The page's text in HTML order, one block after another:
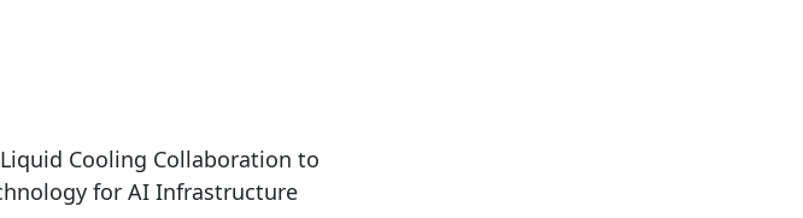
Liquid Cooling Collaboration to
for AI Infrastructure